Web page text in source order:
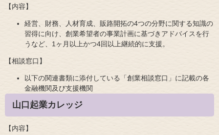
【内容】
経営、財務、人材育成、販路開拓の4つの分野に関する知識の
習得に向け、創業希望者の事業計画に基づきアドバイスを行
うなど、1ヶ月以上かつ4回以上継続的に支援。
【相談窓口】
以下の関連書類に添付している「創業相談窓口」に記載の各
金融機関及び支援機関
山口起業カレッジ
【内容】